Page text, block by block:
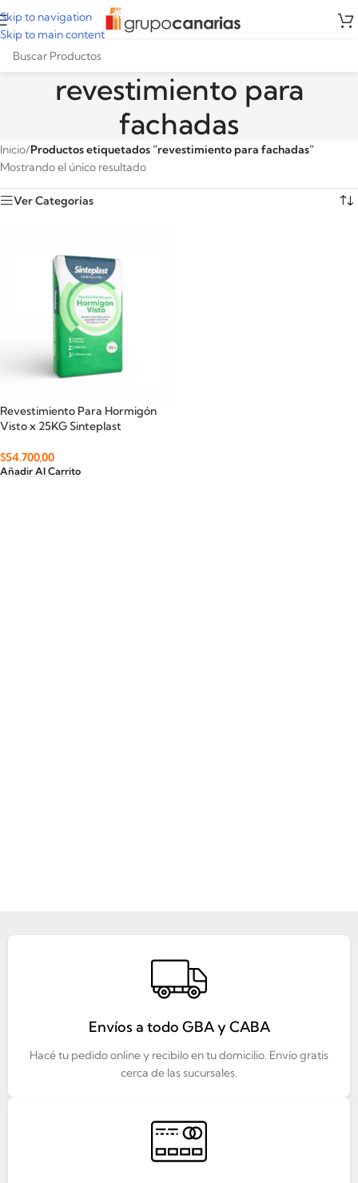
Skip to navigation
Skip to main content
revestimiento para
fachadas
Inicio/Productos etiquetados “revestimiento para fachadas”
Mostrando el único resultado
Ver Categorías
Revestimiento Para Hormigón
Visto x 25KG Sinteplast
$54.700,00
Añadir Al Carrito
Envíos a todo GBA y CABA
Hacé tu pedido online y recibilo en tu domicilio. Envío gratis
cerca de las sucursales.